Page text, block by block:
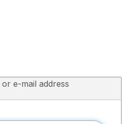
e-mail address